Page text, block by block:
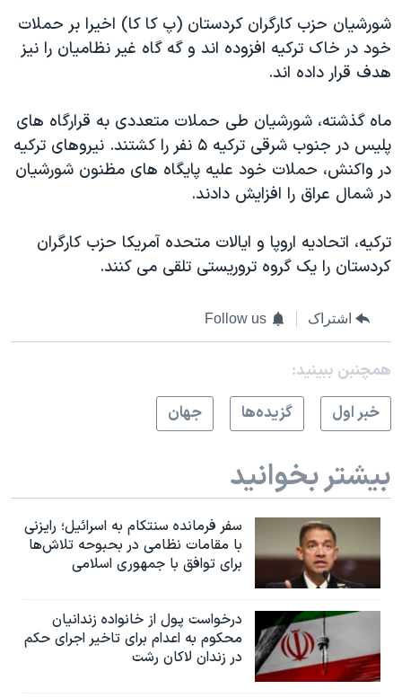
نرگس محمدی برنده جایزه نوبل صلح
همایش محافظه‌کاران آمریکا «سی‌پک»
سفر پرزیدنت ترامپ به چین
شورشيان حزب کارگران کردستان (پ کا کا) اخيرا بر حملات
خود در خاک ترکيه افزوده اند و گه گاه غير نظاميان را نيز
هدف قرار داده اند.
ماه گذشته، شورشيان طی حملات متعددی به قرارگاه های
پليس در جنوب شرقی ترکيه ۵ نفر را کشتند. نيروهای ترکيه
در واکنش، حملات خود عليه پايگاه های مظنون شورشيان
در شمال عراق را افزايش دادند.
ترکیه، اتحادیه اروپا و ایالات متحده آمريکا حزب کارگران
کردستان را یک گروه تروریستی تلقی می کنند.
اشتراک Follow us
همچنبن ببینید:
خبر اول
گزيده‌ها جهان
بیشتر بخوانید
سفر فرمانده سنتکام به اسرائیل؛ رایزنی
با مقامات نظامی در بحبوحه تلاش‌ها
برای توافق با جمهوری اسلامی
درخواست پول از خانواده زندانیان
محکوم به‌ اعدام برای تاخیر اجرای حکم
در زندان لاکان رشت